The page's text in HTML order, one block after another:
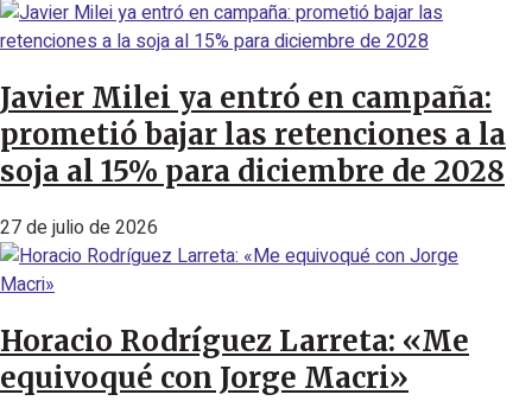
Javier Milei ya entró en campaña:
prometió bajar las retenciones a la
soja al 15% para diciembre de 2028
27 de julio de 2026
Horacio Rodríguez Larreta: «Me
equivoqué con Jorge Macri»